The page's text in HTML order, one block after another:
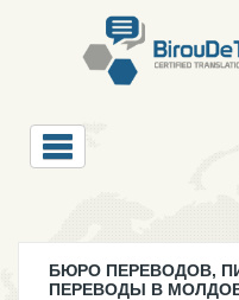
БЮРО ПЕРЕВОДОВ,
ПЕРЕВОДЫ В